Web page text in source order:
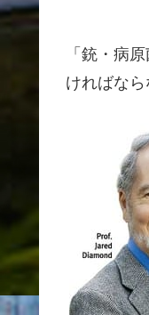
「銃・病
ければなら